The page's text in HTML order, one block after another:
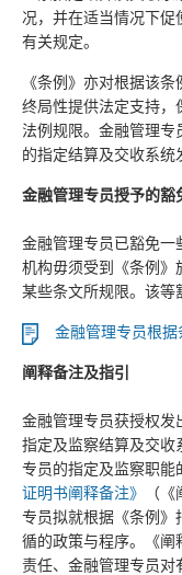
况，并在适当情况下促
有关规定。
《条例》亦对根据该
终局性提供法定支持，
法例规限。金融管理专
的指定结算及交收系统
金融管理专员授予的豁
金融管理专员已豁免一
机构毋须受到《条例》
某些条文所规限。该等
金融管理专员根
阐释备注及指引
金融管理专员获授权发
指定及监察结算及交收
专员的指定及监察职能
证明书阐释备注》
（
专员拟就根据《条例》
循的政策与程序。《阐
责任、金融管理专员对